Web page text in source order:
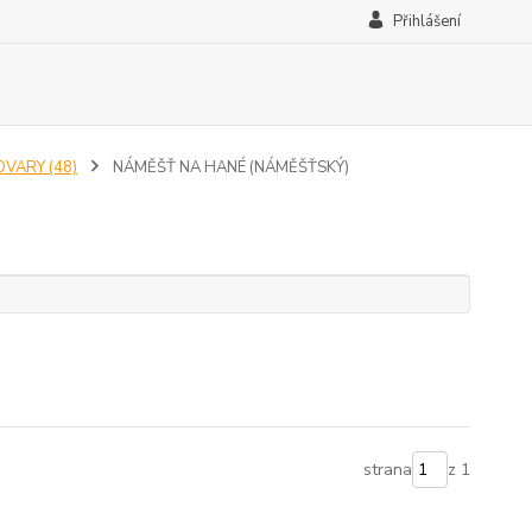
Přihlášení
(48) NÁMĚŠŤ NA HANÉ (NÁMĚŠŤSKÝ)
strana z 1